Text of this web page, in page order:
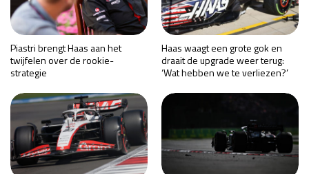
Piastri brengt Haas aan het
twijfelen over de rookie-
strategie
Haas waagt een grote gok en
draait de upgrade weer terug:
‘Wat hebben we te verliezen?’